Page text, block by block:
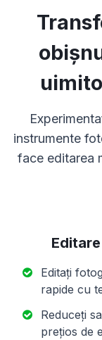
instrumente
face editarea
Editați
rapide cu
Reduceți
prețios de